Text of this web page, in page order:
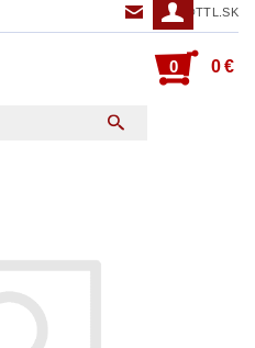
TTL@TTL.SK
0 0 €